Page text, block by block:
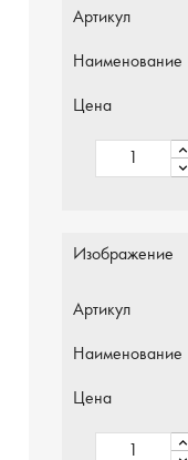
Артикул
Наименование
Цена
Изображение
Артикул
Наименование
Цена